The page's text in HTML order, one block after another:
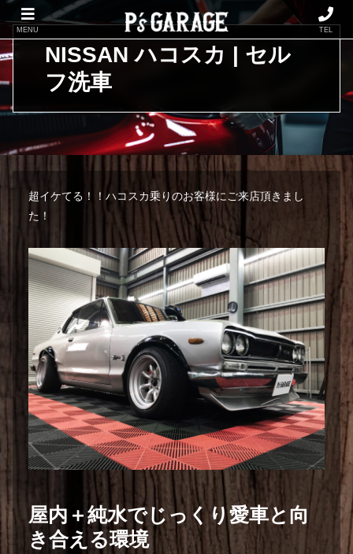
NISSAN ハコスカ | セル
フ洗車
超イケてる！！ハコスカ乗りのお客様にご来店頂きまし
た！
屋内＋純水でじっくり愛車と向
き合える環境
MENU TEL